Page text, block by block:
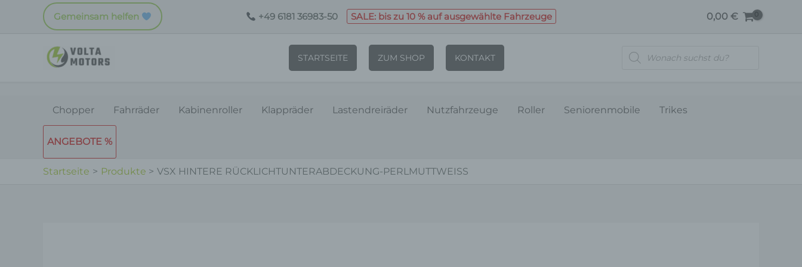
Gemeinsam helfen +49 6181 36983-50 SALE: bis zu 10 % auf ausgewählte Fahrzeuge 0,00 €
STARTSEITE ZUM SHOP KONTAKT
Products
search
Chopper Fahrräder Kabinenroller Klappräder Lastendreiräder Nutzfahrzeuge Roller Seniorenmobile Trikes
ANGEBOTE %
Startseite Produkte VSX HINTERE RÜCKLICHTUNTERABDECKUNG-PERLMUTTWEISS